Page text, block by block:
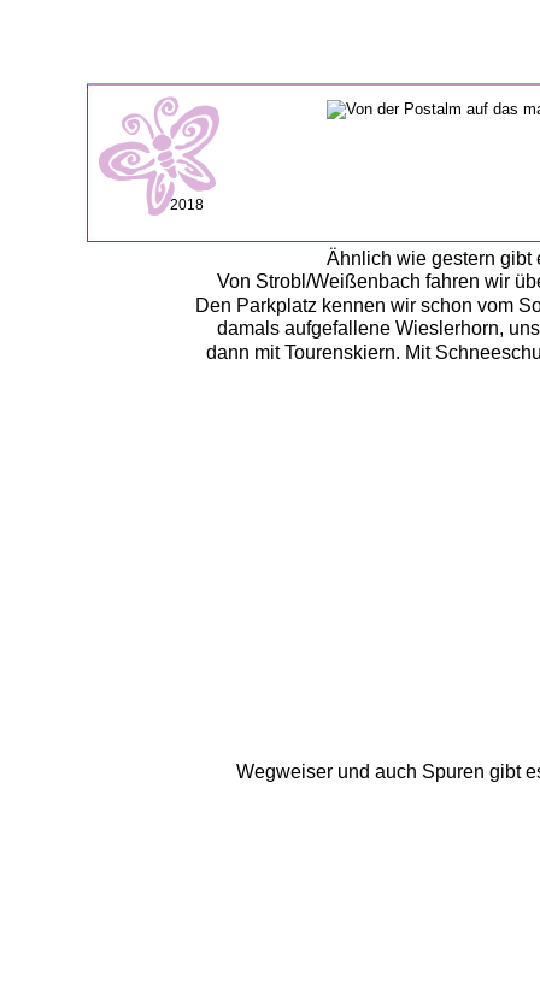
Ähnlich wie gestern gibt
Von Strobl/Weißenbach fahren wir
Den Parkplatz kennen wir schon vom
damals aufgefallene Wieslerhorn,
dann mit Tourenskiern. Mit
2018
Wegweiser und auch Spuren gibt